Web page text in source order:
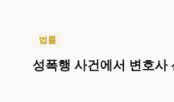
법률
성폭행 사건에서 변호사